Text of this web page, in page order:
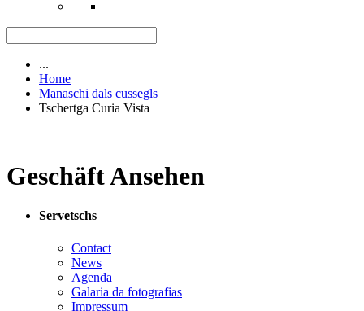
...
Home
Manaschi dals cussegls
Tschertga Curia Vista
Geschäft Ansehen
Servetschs
Contact
News
Agenda
Galaria da fotografias
Impressum